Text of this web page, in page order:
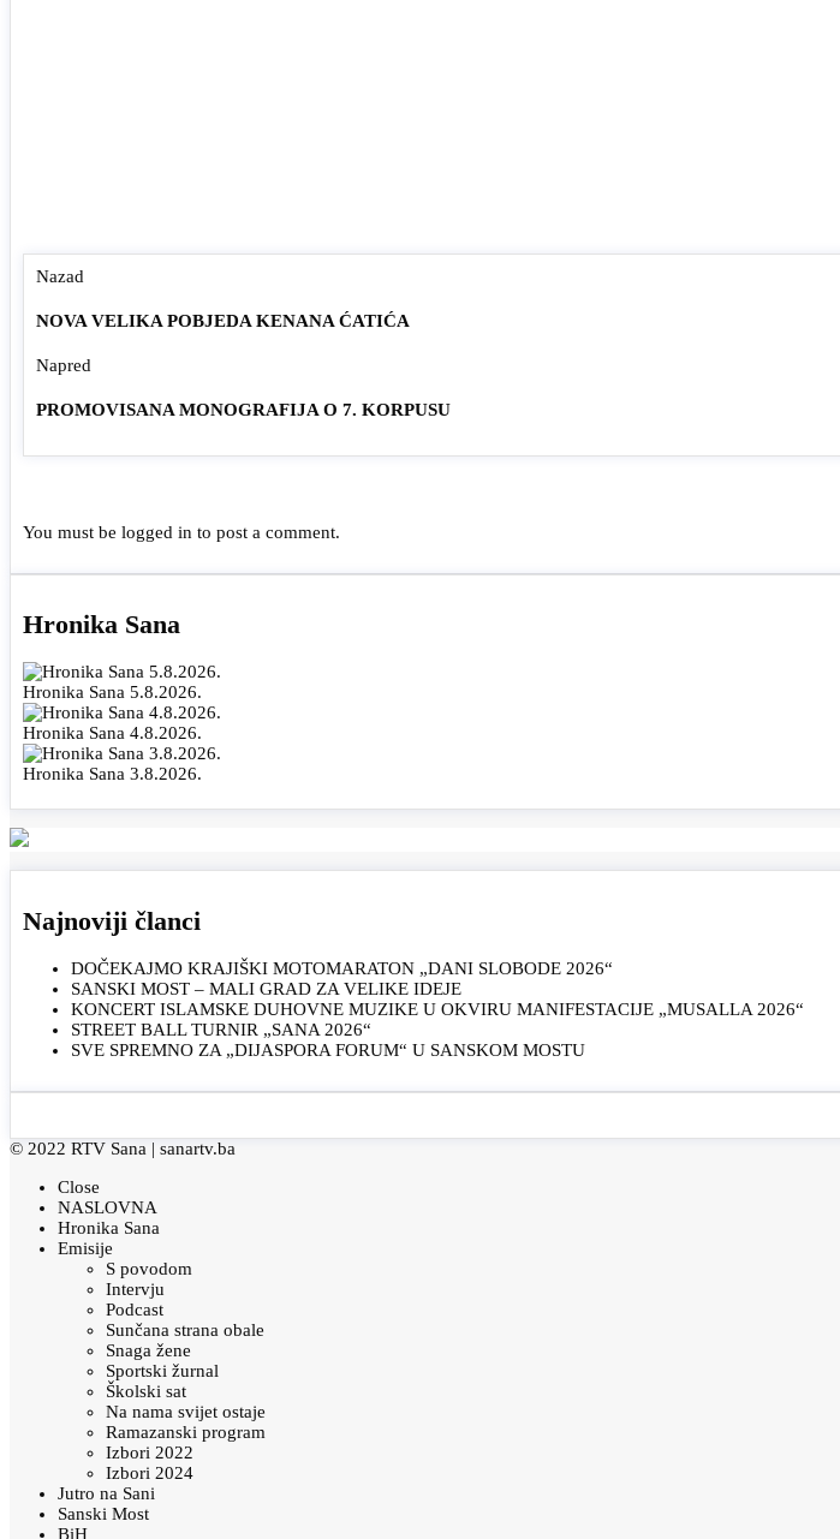
Nazad
NOVA VELIKA POBJEDA KENANA ĆATIĆA
Napred
PROMOVISANA MONOGRAFIJA O 7. KORPUSU
You must be logged in to post a comment.
Hronika Sana
Hronika Sana 5.8.2026.
Hronika Sana 4.8.2026.
Hronika Sana 3.8.2026.
Najnoviji članci
DOČEKAJMO KRAJIŠKI MOTOMARATON „DANI SLOBODE 2026“
SANSKI MOST – MALI GRAD ZA VELIKE IDEJE
KONCERT ISLAMSKE DUHOVNE MUZIKE U OKVIRU MANIFESTACIJE „MUSALLA 2026“
STREET BALL TURNIR „SANA 2026“
SVE SPREMNO ZA „DIJASPORA FORUM“ U SANSKOM MOSTU
© 2022 RTV Sana | sanartv.ba
Close
NASLOVNA
Hronika Sana
Emisije
S povodom
Intervju
Podcast
Sunčana strana obale
Snaga žene
Sportski žurnal
Školski sat
Na nama svijet ostaje
Ramazanski program
Izbori 2022
Izbori 2024
Jutro na Sani
Sanski Most
BiH